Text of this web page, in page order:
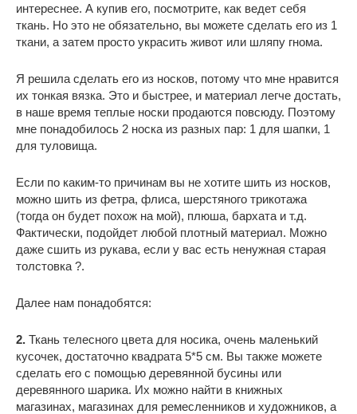
интереснее. А купив его, посмотрите, как ведет себя
ткань. Но это не обязательно, вы можете сделать его из 1
ткани, а затем просто украсить живот или шляпу гнома.
Я решила сделать его из носков, потому что мне нравится
их тонкая вязка. Это и быстрее, и материал легче достать,
в наше время теплые носки продаются повсюду. Поэтому
мне понадобилось 2 носка из разных пар: 1 для шапки, 1
для туловища.
Если по каким-то причинам вы не хотите шить из носков,
можно шить из фетра, флиса, шерстяного трикотажа
(тогда он будет похож на мой), плюша, бархата и т.д.
Фактически, подойдет любой плотный материал. Можно
даже сшить из рукава, если у вас есть ненужная старая
толстовка ?.
Далее нам понадобятся:
2. Ткань телесного цвета для носика, очень маленький
кусочек, достаточно квадрата 5*5 см. Вы также можете
сделать его с помощью деревянной бусины или
деревянного шарика. Их можно найти в книжных
магазинах, магазинах для ремесленников и художников, а